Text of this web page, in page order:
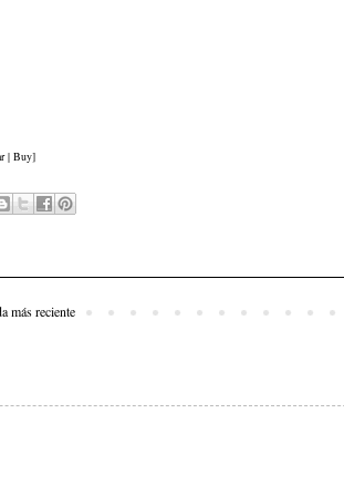
| Buy]
más reciente